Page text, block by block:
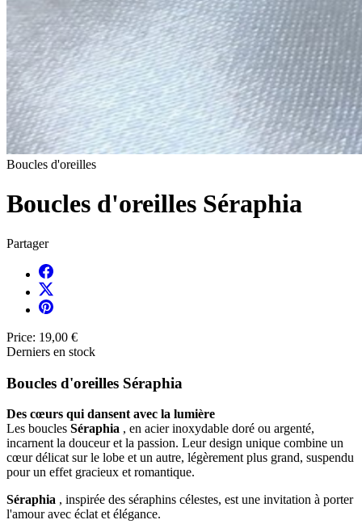
Boucles d'oreilles
Boucles d'oreilles Séraphia
Partager
Price: 19,00 €
Derniers en stock
Boucles d'oreilles Séraphia
Des cœurs qui dansent avec la lumière
Les boucles Séraphia , en acier inoxydable doré ou argenté,
incarnent la douceur et la passion. Leur design unique combine un
cœur délicat sur le lobe et un autre, légèrement plus grand, suspendu
pour un effet gracieux et romantique.
Séraphia , inspirée des séraphins célestes, est une invitation à porter
l'amour avec éclat et élégance.